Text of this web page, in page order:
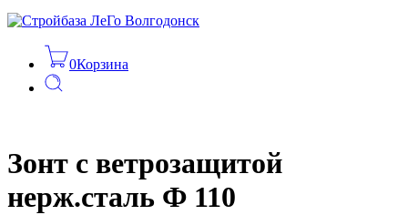
0Корзина
Зонт с ветрозащитой
нерж.сталь Ф 110